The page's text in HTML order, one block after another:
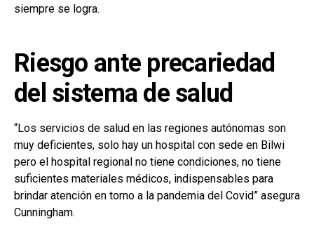
siempre se logra.
Riesgo ante precariedad
del sistema de salud
“Los servicios de salud en las regiones autónomas son
muy deficientes, solo hay un hospital con sede en Bilwi
pero el hospital regional no tiene condiciones, no tiene
suficientes materiales médicos, indispensables para
brindar atención en torno a la pandemia del Covid” asegura
Cunningham.